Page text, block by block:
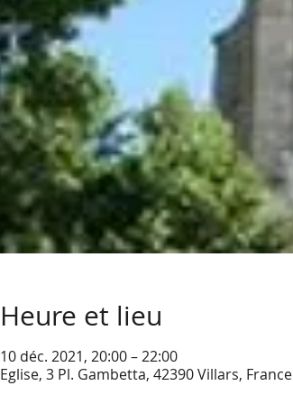
Heure et lieu
10 déc. 2021, 20:00 – 22:00
Eglise, 3 Pl. Gambetta, 42390 Villars, France